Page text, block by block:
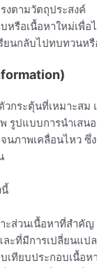
งตามวัตถุประสงค์
หรือเนื้อหาใหม่เพื่
นกลับไปทบทวนหรื
วกระตุ้นที่เหมาะส
รูปแบบการนำเส
ภาพเคลื่อนไหว ซึ่
นี้
ะส่วนเนื้อหาที่สำคัญ
ะที่มีการเปลี่ยนแ
ทียบประกอบเนื้อหา